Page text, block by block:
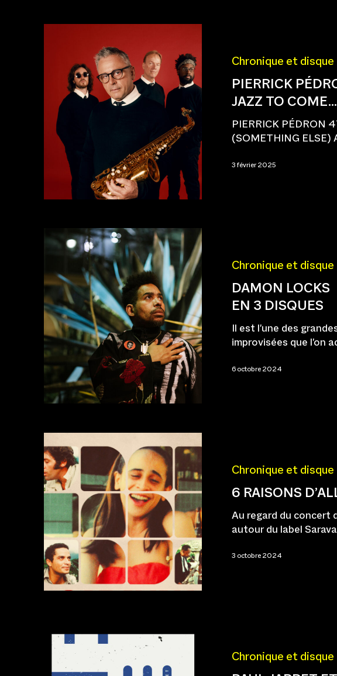
Chronique et disque
PIERRICK
JAZZ TO
PIERRICK PÉDRON
(SOMETHING ELSE)
3 février 2025
Chronique et disque
DAMON LOCKS
EN 3 DISQUES
Il est l'une des
improvisées que l'on
6 octobre 2024
Chronique et disque
6 RAISONS
Au regard du concert
autour du label
3 octobre 2024
Chronique et disque